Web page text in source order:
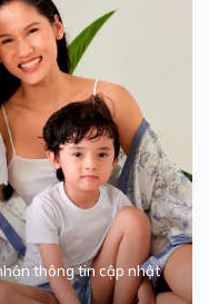
thông tin cập nhật